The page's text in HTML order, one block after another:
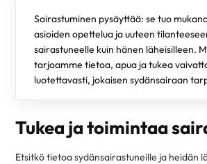
Sairastuminen pysäyttää: se tuo
asioiden opettelua ja uuteen
sairastuneelle kuin hänen läheisilleen.
tarjoamme tietoa, apua ja tukea
luotettavasti, jokaisen sydänsairaan
Tukea ja toimintaa
Etsitkö tietoa sydänsairastuneille ja heidän